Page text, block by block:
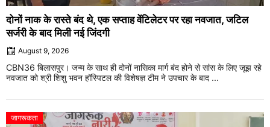
दोनों नाक के रास्ते बंद थे, एक सप्ताह वेंटिलेटर पर रहा नवजात, जटिल
सर्जरी के बाद मिली नई जिंदगी
August 9, 2026
CBN36 बिलासपुर। जन्म के साथ ही दोनों नासिका मार्ग बंद होने से सांस के लिए जूझ रहे
नवजात को श्री शिशु भवन हॉस्पिटल की विशेषज्ञ टीम ने उपचार के बाद ...
जागरूकता